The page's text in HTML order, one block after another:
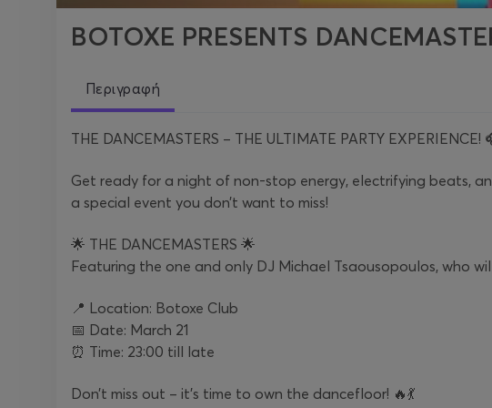
BOTOXE PRESENTS
Περιγραφή
THE DANCEMASTERS – THE ULTIMATE PARTY EXPERIENCE!
Get ready for a night of non-stop energy, electrifying beats,
a special event you don’t want to miss!
🌟 THE DANCEMASTERS 🌟
Featuring the one and only DJ Michael Tsaousopoulos, who
📍 Location: Botoxe Club
📅 Date: March 21
⏰ Time: 23:00 till late
Don’t miss out – it’s time to own the dancefloor! 🔥💃